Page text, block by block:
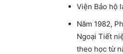
Viện Bảo hộ
Năm 1982,
Ngoại Tiết
theo học từ